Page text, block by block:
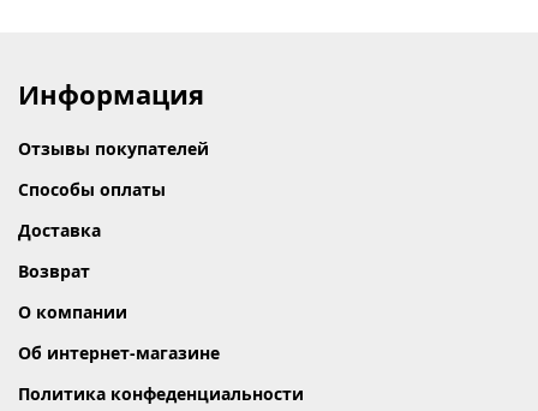
Информация
Отзывы покупателей
Способы оплаты
Доставка
Возврат
О компании
Об интернет-магазине
Политика конфеденциальности